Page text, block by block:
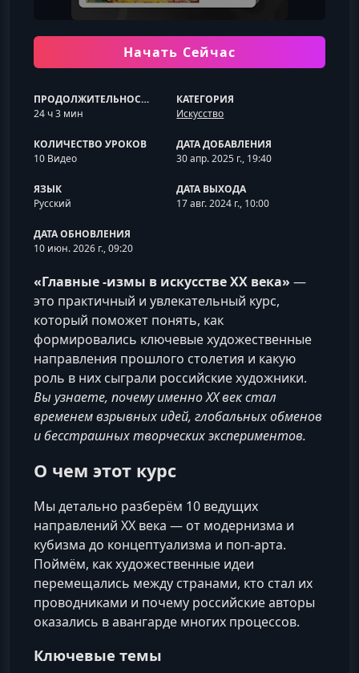
Начать Сейчас
ПРОДОЛЖИТЕЛЬНОСТЬ
24 ч 3 мин
КАТЕГОРИЯ
Искусство
КОЛИЧЕСТВО УРОКОВ
10 Видео
ДАТА ДОБАВЛЕНИЯ
30 апр. 2025 г., 19:40
ЯЗЫК
Русский
ДАТА ВЫХОДА
17 авг. 2024 г., 10:00
ДАТА ОБНОВЛЕНИЯ
10 июн. 2026 г., 09:20
«Главные -измы в искусстве XX века» —
это практичный и увлекательный курс,
который поможет понять, как
формировались ключевые художественные
направления прошлого столетия и какую
роль в них сыграли российские художники.
Вы узнаете, почему именно XX век стал
временем взрывных идей, глобальных обменов
и бесстрашных творческих экспериментов.
О чем этот курс
Мы детально разберём 10 ведущих
направлений XX века — от модернизма и
кубизма до концептуализма и поп-арта.
Поймём, как художественные идеи
перемещались между странами, кто стал их
проводниками и почему российские авторы
оказались в авангарде многих процессов.
Ключевые темы